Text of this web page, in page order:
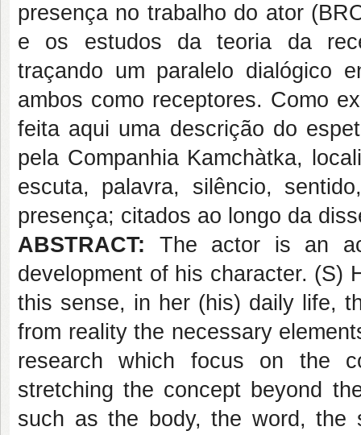
presença no trabalho do ator
e os estudos da teoria da
traçando um paralelo dialógico
ambos como receptores. Como
feita aqui uma descrição do
pela Companhia Kamchàtka,
escuta, palavra, silêncio,
presença; citados ao longo da
ABSTRACT: The actor is an
development of his character. (S)
this sense, in her (his) daily life,
from reality the necessary
research which focus on the
stretching the concept beyond
such as the body, the word, the